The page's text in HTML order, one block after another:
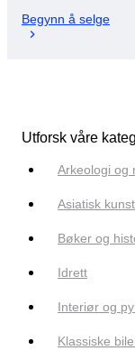
Begynn å selge
Utforsk våre
Arkeologi og
Asiatisk
Bøker og
Idrett
Interiør og
Klassiske